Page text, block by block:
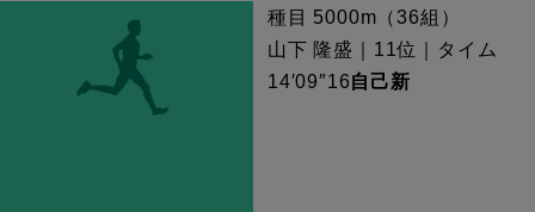
種目 5000m（36組）
山下 隆盛｜11位｜タイム
14′09″16自己新